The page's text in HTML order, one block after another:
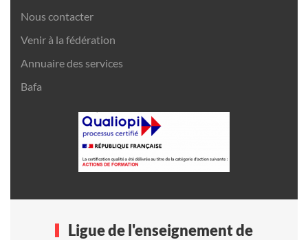
Nous contacter
Venir à la fédération
Annuaire des services
Bafa
Ligue de l'enseignement de